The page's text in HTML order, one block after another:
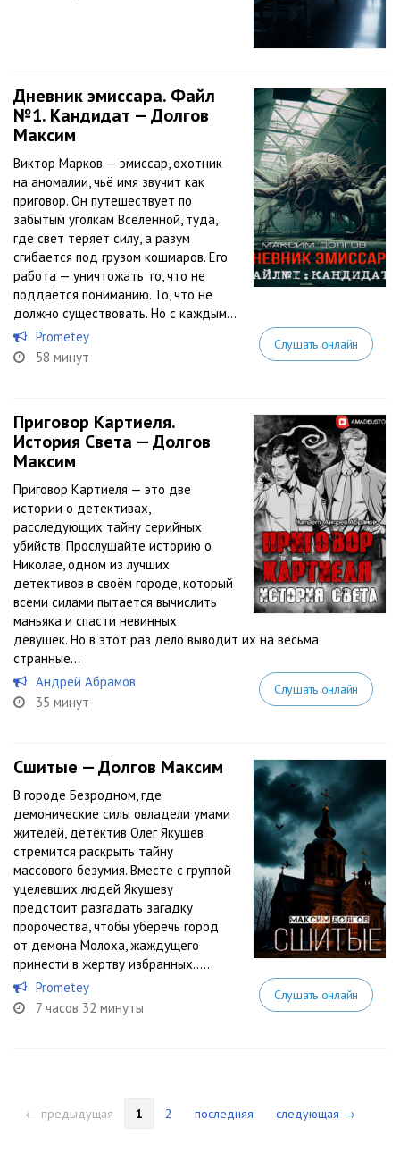
Дневник эмиссара. Файл
№1. Кандидат — Долгов
Максим
Виктор Марков — эмиссар, охотник
на аномалии, чьё имя звучит как
приговор. Он путешествует по
забытым уголкам Вселенной, туда,
где свет теряет силу, а разум
сгибается под грузом кошмаров. Его
работа — уничтожать то, что не
поддаётся пониманию. То, что не
должно существовать. Но с каждым...
Prometey
58 минут
Слушать онлайн
Приговор Картиеля.
История Света — Долгов
Максим
Приговор Картиеля — это две
истории о детективах,
расследующих тайну серийных
убийств. Прослушайте историю о
Николае, одном из лучших
детективов в своём городе, который
всеми силами пытается вычислить
маньяка и спасти невинных
девушек. Но в этот раз дело выводит их на весьма
странные...
Андрей Абрамов
35 минут
Слушать онлайн
Сшитые — Долгов Максим
В городе Безродном, где
демонические силы овладели умами
жителей, детектив Олег Якушев
стремится раскрыть тайну
массового безумия. Вместе с группой
уцелевших людей Якушеву
предстоит разгадать загадку
пророчества, чтобы уберечь город
от демона Молоха, жаждущего
принести в жертву избранных…...
Prometey
7 часов 32 минуты
Слушать онлайн
← предыдущая 1 2 последняя следующая →